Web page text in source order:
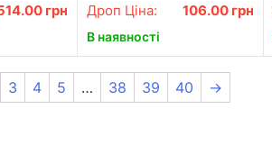
грн
Декоративна наклейка
Дроп Ціна: 106.00 грн
В наявності
3 4 5 … 38 39 40 →